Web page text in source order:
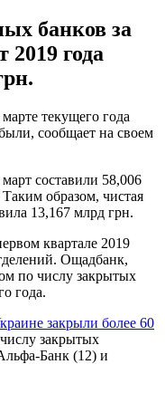
банков за
2019 года
текущего года
сообщает на своем
составили 58,006
образом, чистая
13,167 млрд грн.
квартале 2019
Ощадбанк,
по числу закрытых
года.
закрыли более 60
закрытых
Банк (12) и